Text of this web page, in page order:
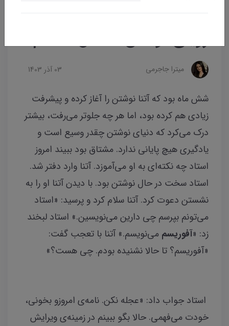
میترا جاجرمی 03 آذر 1403
شش ماه بود که آتنا نوشتن را آغاز کرده و پیشرفت
زیادی هم کرده بود، اما هر چه جلوتر می‌رفت، بیشتر
درک می‌کرد که دنیای نوشتن چقدر وسیع است و
یادگیری هیچ پایانی ندارد. مشتاق بود ببیند امروز
استاد چه نکته‌ای به او می‌آموزد. آتنا وارد دفتر شد.
استاد سخت در حال نوشتن بود. با دیدن آتنا او را به
نشستن دعوت کرد. آتنا سلام کرد و پرسید: «استاد
می‌تونم بپرسم چی دارین می‌نویسین.» استاد لبخند
زد: «آفوریسم می‌نویسم.» آتنا با تعجب گفت:
«آفوریسم؟ تا حالا نشنیده بودم. چی هست؟»
استاد جواب داد: «عجله نکن. نامه‌ی امروزو بخونی،
خودت می‌فهمی. حالا بگو ببینم در زمینه‌ی ویرایش